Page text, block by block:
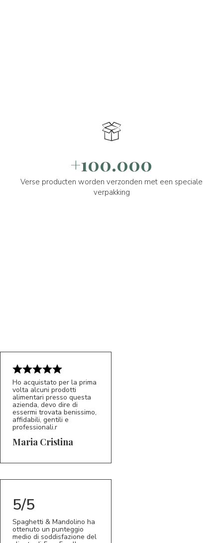
+100.000
Verse producten worden verzonden met een speciale
verpakking
MC 5/5
Ho acquistato per la prima
volta alcuni prodotti
alimentari presso questa
azienda, devo dire di
essermi trovata benissimo,
affidabili, gentili e
professionali.r
Maria Cristina
5/5
Spaghetti & Mandolino ha
ottenuto un punteggio
medio di soddisfazione del